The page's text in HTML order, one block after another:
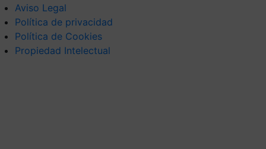
Aviso Legal
Política de privacidad
Política de Cookies
Propiedad Intelectual